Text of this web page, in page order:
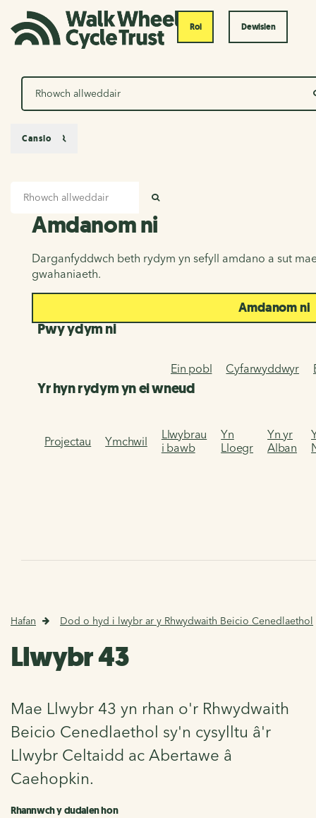
Roi Dewislen
Chwilio
Amdanom ni
Amdanom ni
Darganfyddwch beth rydym yn sefyll amdano a sut
gwahaniaeth.
Amdanom ni
Pwy ydym ni
Ein pobl Cyfarwyddwyr
Yr hyn rydym yn ei wneud
Projectau Ymchwil
Llwybrau
i bawb
Yn
Lloegr
Yn yr
Alban
Canslo
Hafan Dod o hyd i lwybr ar y Rhwydwaith Beicio Cenedlaethol
Llwybr 43
Mae Llwybr 43 yn rhan o'r Rhwydwaith
Beicio Cenedlaethol sy'n cysylltu â'r
Llwybr Celtaidd ac Abertawe â
Caehopkin.
Rhannwch y dudalen hon